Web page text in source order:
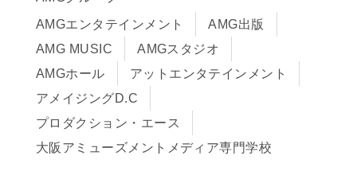
学費サポート・各種制度
学費について
Q&A
在校生・保護者の方へ
卒業生の皆様へ
AMGエンタテインメント
AMG出版
AMG MUSIC
AMGスタジオ
AMGホール
アットエンタテインメント
アメイジングD.C
プロダクション・エース
大阪アミューズメントメディア専門学校